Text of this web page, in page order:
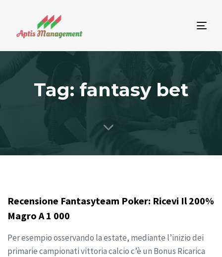
Tag: fantasy bet
Recensione Fantasyteam Poker: Ricevi Il 200%
Magro A 1 000
Per esempio osservando la estate, mediante l’inizio dei
primarie campionati vittoria calcio c’è un Bonus Ricarica